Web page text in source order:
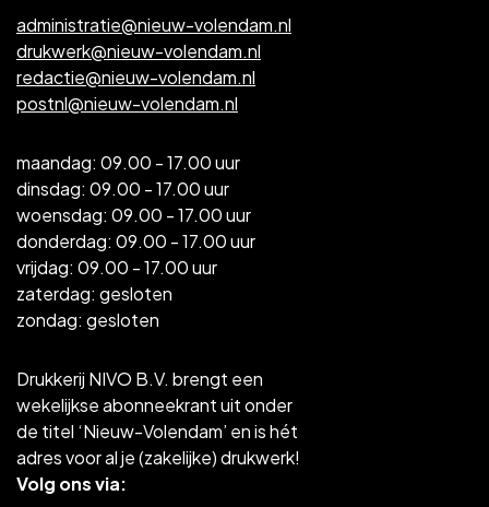
Drukkerij NIVO B.V. brengt een
wekelijkse abonneekrant uit onder
de titel ‘Nieuw-Volendam’ en is hét
adres voor al je (zakelijke) drukwerk!
Volg ons via:
administratie@nieuw-volendam.nl
drukwerk@nieuw-volendam.nl
redactie@nieuw-volendam.nl
postnl@nieuw-volendam.nl
maandag: 09.00 - 17.00 uur
dinsdag: 09.00 - 17.00 uur
woensdag: 09.00 - 17.00 uur
donderdag: 09.00 - 17.00 uur
vrijdag: 09.00 - 17.00 uur
zaterdag: gesloten
zondag: gesloten